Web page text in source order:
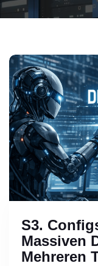
S3.
Massiven
Mehreren